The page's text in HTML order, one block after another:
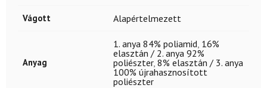
Vágott Alapértelmezett
Anyag
1. anya 84% poliamid 16%
elasztán / 2. anya 92%
poliészter, 8% elasztán / 3. anya
100% újrahasznosított
poliészter